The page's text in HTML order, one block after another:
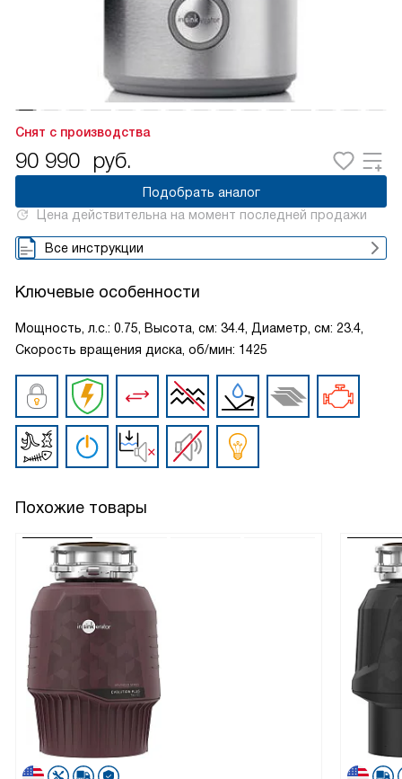
Снят с производства
90 990 руб.
Подобрать аналог
Цена действительна на момент последней продажи
Все инструкции
Ключевые особенности
Мощность, л.с.: 0.75, Высота, см: 34.4, Диаметр, см: 23.4,
Скорость вращения диска, об/мин: 1425
Похожие товары